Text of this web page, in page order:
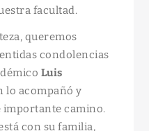
facultad.
queremos
condolencias
Luis
lo acompañó y
importante camino.
con su familia,